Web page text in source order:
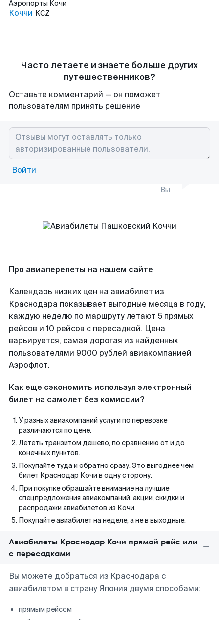
Аэропорты Кочи
Коччи KCZ
Часто летаете и знаете больше других
путешественников?
Оставьте комментарий — он поможет
пользователям принять решение
Войти
Вы
Про авиаперелеты на нашем сайте
Календарь низких цен на авиабилет из
Краснодара показывает выгодные месяца в году,
каждую неделю по маршруту летают 5 прямых
рейсов и 10 рейсов с пересадкой. Цена
варьируется, самая дорогая из найденных
пользователями 9000 рублей авиакомпанией
Аэрофлот.
Как еще сэкономить используя электронный
билет на самолет без комиссии?
У разных авиакомпаний услуги по перевозке
различаются по цене.
Лететь транзитом дешево, по сравнению от и до
конечных пунктов.
Покупайте туда и обратно сразу. Это выгоднее чем
билет Краснодар Кочи в одну сторону.
При покупке обращайте внимание на лучшие
спецпредложения авиакомпаний, акции, скидки и
распродажи авиабилетов из Кочи.
Покупайте авиабилет на неделе, а не в выходные.
Авиабилеты Краснодар Кочи прямой рейс или
с пересадками
Вы можете добраться из Краснодара с
авиабилетом в страну Япония двумя способами:
прямым рейсом